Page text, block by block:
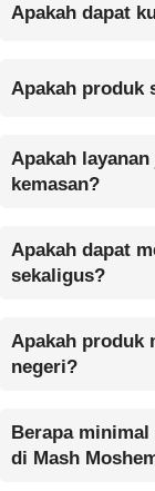
Apakah dapat
Apakah produk
Apakah
kemasan?
Apakah dapat
sekaligus?
Apakah produk
negeri?
Berapa
di Mash